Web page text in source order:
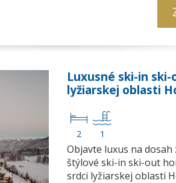
Luxusné ski-in
lyžiarskej oblasti
2 1
Objavte luxus na
štýlové ski-in ski-out
srdci lyžiarskej oblasti